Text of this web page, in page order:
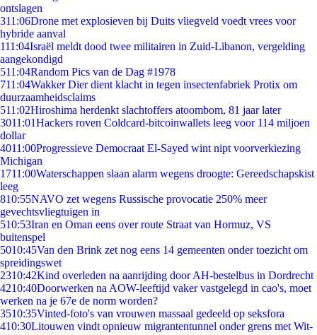
ontslagen
311:06Drone met explosieven bij Duits vliegveld voedt vrees voor
hybride aanval
111:04Israël meldt dood twee militairen in Zuid-Libanon, vergelding
aangekondigd
511:04Random Pics van de Dag #1978
711:04Wakker Dier dient klacht in tegen insectenfabriek Protix om
duurzaamheidsclaims
511:02Hiroshima herdenkt slachtoffers atoombom, 81 jaar later
3011:01Hackers roven Coldcard-bitcoinwallets leeg voor 114 miljoen
dollar
4011:00Progressieve Democraat El-Sayed wint nipt voorverkiezing
Michigan
1711:00Waterschappen slaan alarm wegens droogte: Gereedschapskist
leeg
810:55NAVO zet wegens Russische provocatie 250% meer
gevechtsvliegtuigen in
510:53Iran en Oman eens over route Straat van Hormuz, VS
buitenspel
5010:45Van den Brink zet nog eens 14 gemeenten onder toezicht om
spreidingswet
2310:42Kind overleden na aanrijding door AH-bestelbus in Dordrecht
4210:40Doorwerken na AOW-leeftijd vaker vastgelegd in cao's, moet
werken na je 67e de norm worden?
3510:35Vinted-foto's van vrouwen massaal gedeeld op seksfora
410:30Litouwen vindt opnieuw migrantentunnel onder grens met Wit-